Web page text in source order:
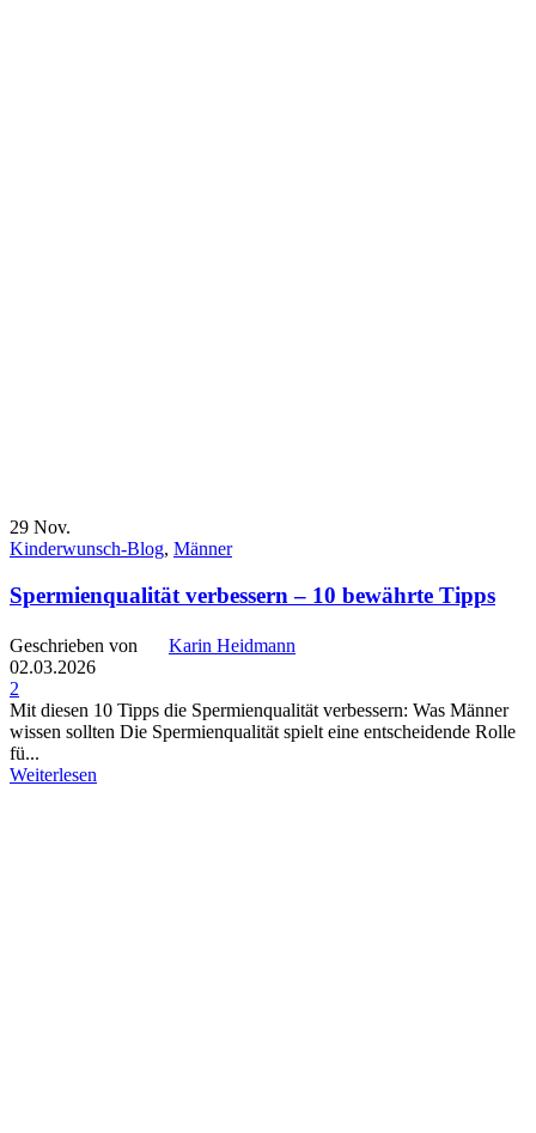
29 Nov.
Kinderwunsch-Blog, Männer
Spermienqualität verbessern – 10 bewährte Tipps
Geschrieben von
Karin Heidmann
02.03.2026
2
Mit diesen 10 Tipps die Spermienqualität verbessern: Was Männer
wissen sollten Die Spermienqualität spielt eine entscheidende Rolle
fü...
Weiterlesen